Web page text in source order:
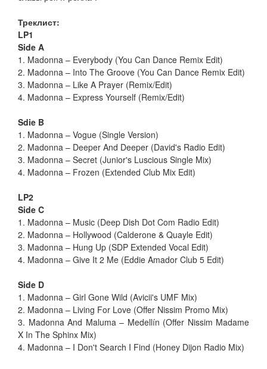
Треклист:
LP1
Side A
1. Madonna – Everybody (You Can Dance Remix Edit)
2. Madonna – Into The Groove (You Can Dance Remix Edit)
3. Madonna – Like A Prayer (Remix/Edit)
4. Madonna – Express Yourself (Remix/Edit)
Sdie B
1. Madonna – Vogue (Single Version)
2. Madonna – Deeper And Deeper (David's Radio Edit)
3. Madonna – Secret (Junior's Luscious Single Mix)
4. Madonna – Frozen (Extended Club Mix Edit)
LP2
Side C
1. Madonna – Music (Deep Dish Dot Com Radio Edit)
2. Madonna – Hollywood (Calderone & Quayle Edit)
3. Madonna – Hung Up (SDP Extended Vocal Edit)
4. Madonna – Give It 2 Me (Eddie Amador Club 5 Edit)
Side D
1. Madonna – Girl Gone Wild (Avicii's UMF Mix)
2. Madonna – Living For Love (Offer Nissim Promo Mix)
3. Madonna And Maluma – Medellín (Offer Nissim Madame
X In The Sphinx Mix)
4. Madonna – I Don't Search I Find (Honey Dijon Radio Mix)